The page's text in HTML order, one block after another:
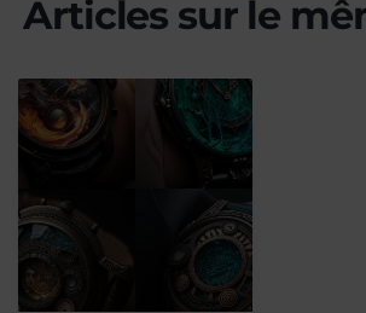
Articles sur le